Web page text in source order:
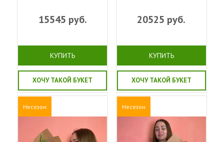
15545 руб.
КУПИТЬ
ХОЧУ ТАКОЙ БУКЕТ
20525 руб.
КУПИТЬ
ХОЧУ ТАКОЙ БУКЕТ
Несезон Несезон